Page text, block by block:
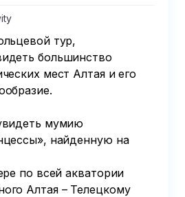
тур,
большинство
мест Алтая и его
мумию
найденную на
по всей акватории
Алтая – Телецкому